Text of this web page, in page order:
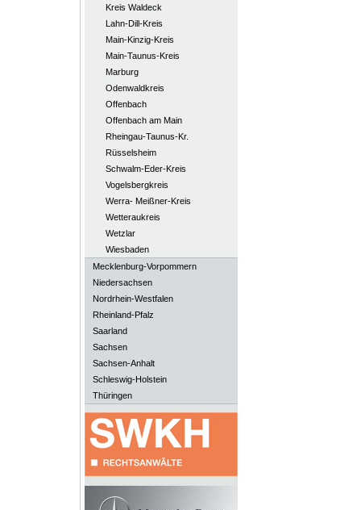
Kreis Waldeck
Lahn-Dill-Kreis
Main-Kinzig-Kreis
Main-Taunus-Kreis
Marburg
Odenwaldkreis
Offenbach
Offenbach am Main
Rheingau-Taunus-Kr.
Rüsselsheim
Schwalm-Eder-Kreis
Vogelsbergkreis
Werra- Meißner-Kreis
Wetteraukreis
Wetzlar
Wiesbaden
Mecklenburg-Vorpommern
Niedersachsen
Nordrhein-Westfalen
Rheinland-Pfalz
Saarland
Sachsen
Sachsen-Anhalt
Schleswig-Holstein
Thüringen